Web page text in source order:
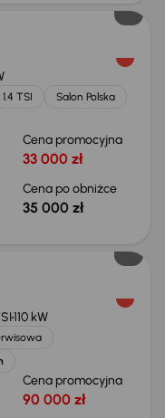
1.4 TSI
Salon Polska
Cena promocyjna
33 000 zł
Cena po obniżce
35 000 zł
110 kW
Cena promocyjna
90 000 zł